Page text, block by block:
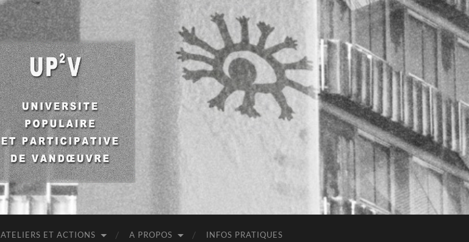
UP2V
ATELIERS ET ACTIONS A PROPOS INFOS PRATIQUES